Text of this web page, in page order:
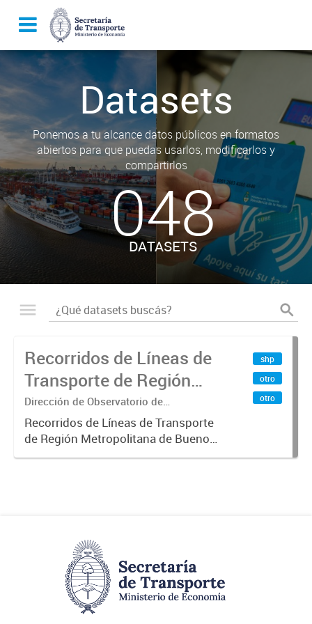
Datasets
Ponemos a tu alcance datos públicos en formatos
abiertos para que puedas usarlos, modificarlos y
compartirlos
048
DATASETS
Recorridos de Líneas de
Transporte de Región
Metropolitana de
Buenos Aires (RMBA)
Dirección de Observatorio de
Transporte, Estudio y Sistemas
Recorridos de Líneas de Transporte
de Región Metropolitana de Buenos
Aires (RMBA).-
shp
otro
otro